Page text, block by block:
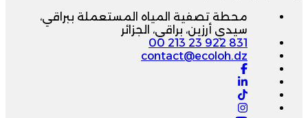
محطة تصفية المياه المستعملة ببراقي،
سيدي أرزين، براقي، الجزائر
00 213 23 922 831
contact@ecoloh.dz